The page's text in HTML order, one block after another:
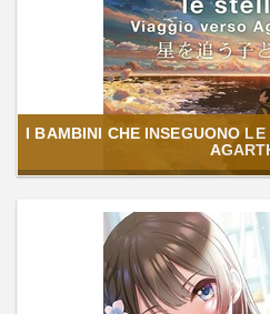
I BAMBINI CHE INSEGUONO